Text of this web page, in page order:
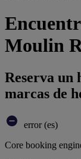
Moulin
Reserva un
marcas de
error (es)
Core booking